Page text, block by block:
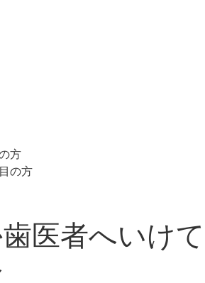
方
の方
医者へいけて